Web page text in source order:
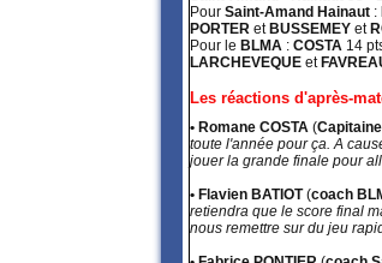
Pour Saint-Amand Hainaut :
PORTER et BUSSEMEY et
Pour le BLMA : COSTA 14
LARCHEVEQUE et
Les réactions d'après-
• Romane COSTA (
toute l'année pour ça. A
jouer la grande finale pour
• Flavien BATIOT(coach
retiendra que le score final
nous remettre sur du jeu